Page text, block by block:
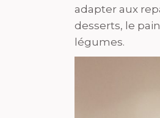
adapter aux
desserts, le
légumes.